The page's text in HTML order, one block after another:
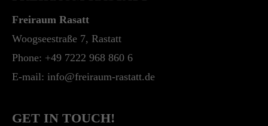
Drop us a line
info@yourdomain.com
About us
Lorem ipsum dolor sit amet, consectetuer
Freiraum Rasatt
Woogseestraße 7, Rastatt
Phone: +49 7222 968 860 6
E-mail: info@freiraum-rastatt.de
GET IN TOUCH!